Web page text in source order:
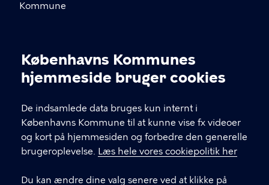
Cookieindstillinger
Københavns Kommunes
hjemmeside bruger cookies
De indsamlede data bruges kun internt i
Københavns Kommune til at kunne vise fx videoer
og kort på hjemmesiden og forbedre den generelle
brugeroplevelse. Læs hele vores cookiepolitik her
Du kan ændre dine valg senere ved at klikke på
Kommune
kommunikation@buf.kk.dk
LINKS
BUFX – teknologiforståelse i skolen
(hjemmeside)